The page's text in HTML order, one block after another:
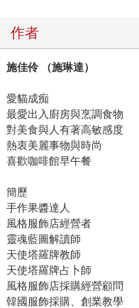
作者
施佳伶 （施琳達）
愛貓成痴
最愛出入廚房與烹調食物
對美食與人有著高敏感度
熱衷美麗事物與時尚
喜歡咖啡館早午餐
簡歷
手作果醬達人
風格服飾店經營者
靈魂藍圖解讀師
天使塔羅牌教師
天使塔羅牌占卜師
風格服飾店採購經營顧問
韓國服飾採購、創業教學